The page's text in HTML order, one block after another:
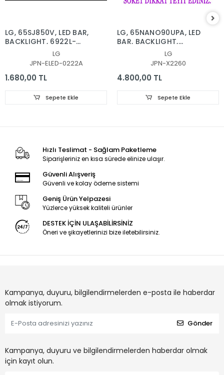
LG, 65SJ850V, LED BAR,
BACKLIGHT, 6922L-
0222A, 6916L2879A,
6916L2873A, 65'' V17
AS1 2879, 2873
LG
JPN-ELED-0222A
1.680,00 TL
Sepete Ekle
LG, 65NANO90UPA, LED
BAR, BACKLIGHT,
LG
JPN-X2260
4.800,00 TL
Sepete Ekle
Hızlı Teslimat - Sağlam Paketleme
Siparişleriniz en kısa sürede elinize ulaşır.
Güvenli Alışveriş
Güvenli ve kolay ödeme sistemi
Geniş Ürün Yelpazesi
Yüzlerce yüksek kaliteli ürünler
DESTEK İÇİN ULAŞABİLİRSİNİZ
Öneri ve şikayetlerinizi bize iletebilirsiniz.
Kampanya, duyuru, bilgilendirmelerden e-posta ile haberdar
olmak istiyorum.
Gönder
Kampanya, duyuru ve bilgilendirmelerden haberdar olmak
için kayıt olun.